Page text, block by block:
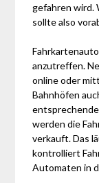
gefahren wird.
sollte also
anzutreffen.
online oder
Bahnhöfen
werden die
verkauft. Das
kontrolliert
Automaten in